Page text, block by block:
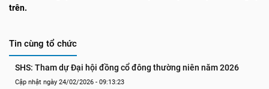
trên.
Tin cùng tổ chức
SHS: Tham dự Đại hội đồng cổ đông thường niên năm 2026
Cập nhật ngày 24/02/2026 - 09:13:23